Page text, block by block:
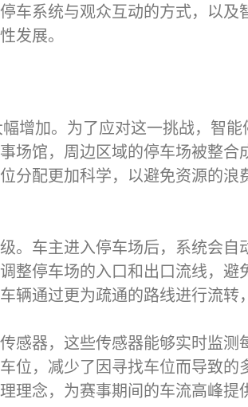
车系统与观众互动的方式，以
发展。
增加。为了应对这一挑战，智
场馆，周边区域的停车场被整
分配更加科学，以避免资源的
。车主进入停车场后，系统会
整停车场的入口和出口流线，
通过更为疏通的路线进行流转
感器，这些传感器能够实时监
位，减少了因寻找车位而导致
念，为赛事期间的车流高峰提